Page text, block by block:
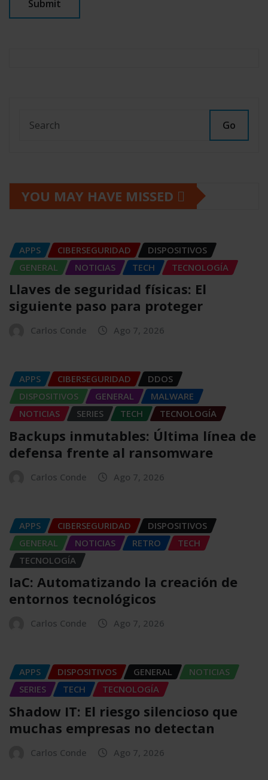
Go
YOU MAY HAVE MISSED
APPS CIBERSEGURIDAD
DISPOSITIVOS
GENERAL
NOTICIAS TECH TECNOLOGÍA
Llaves de seguridad físicas: El
siguiente paso para proteger
Carlos Conde Ago 7, 2026
APPS CIBERSEGURIDAD
DDOS
DISPOSITIVOS
GENERAL
MALWARE
NOTICIAS
SERIES TECH TECNOLOGÍA
Backups inmutables: Última línea de
defensa frente al ransomware
Carlos Conde Ago 7, 2026
APPS CIBERSEGURIDAD
DISPOSITIVOS
GENERAL
NOTICIAS RETRO
TECH
TECNOLOGÍA
IaC: Automatizando la creación de
entornos tecnológicos
Carlos Conde Ago 7, 2026
APPS DISPOSITIVOS GENERAL
NOTICIAS
SERIES
TECH TECNOLOGÍA
Shadow IT: El riesgo silencioso que
muchas empresas no detectan
Carlos Conde Ago 7, 2026